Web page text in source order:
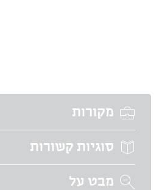
מקורות
סוגיות קשורות
מבט על